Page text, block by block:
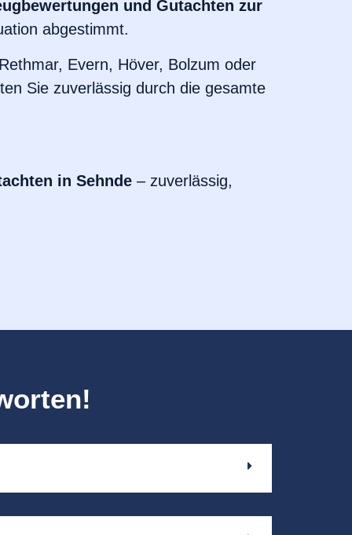
und Gutachten zur
abgestimmt.
Evern, Höver, Bolzum oder
Sie zuverlässig durch die gesamte
in Sehnde– zuverlässig,